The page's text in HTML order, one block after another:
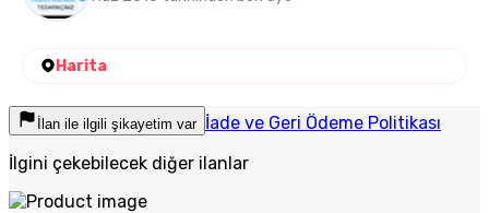
Harita
İlan ile ilgili şikayetim var İade ve Geri Ödeme Politikası
İlgini çekebilecek diğer ilanlar